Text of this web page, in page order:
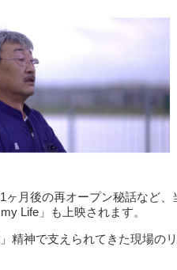
月後の再オープン秘話など、
Life」も上映されます。
精神で支えられてきた現場の